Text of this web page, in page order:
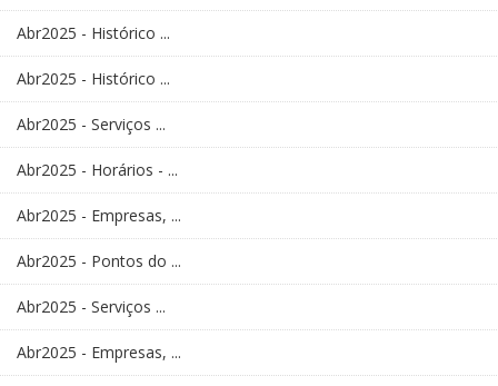
Abr2025 - Histórico ...
Abr2025 - Histórico ...
Abr2025 - Serviços ...
Abr2025 - Horários - ...
Abr2025 - Empresas, ...
Abr2025 - Pontos do ...
Abr2025 - Serviços ...
Abr2025 - Empresas, ...